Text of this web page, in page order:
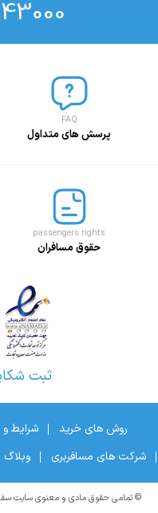
FAQ
پرسش های متداول
passengers rights
حقوق مسافران
ثبت
روش های خرید شرایط
شرکت های مسافربری
وبلاگ